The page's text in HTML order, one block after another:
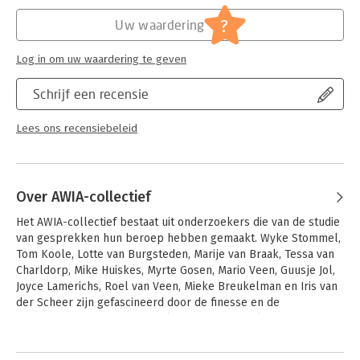
Communicatie en media
Schrijf een recensie
Lees ons recensiebeleid
Uw waardering ?
Log in om uw waardering te geven
Over AWIA-collectief
Het AWIA-collectief bestaat uit onderzoekers die van de studie
van gesprekken hun beroep hebben gemaakt. Wyke Stommel,
Tom Koole, Lotte van Burgsteden, Marije van Braak, Tessa van
Charldorp, Mike Huiskes, Myrte Gosen, Mario Veen, Guusje Jol,
Joyce Lamerichs, Roel van Veen, Mieke Breukelman en Iris van
der Scheer zijn gefascineerd door de finesse en de